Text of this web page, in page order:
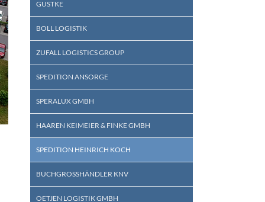
GUSTKE
BOLL LOGISTIK
ZUFALL LOGISTICS GROUP
SPEDITION ANSORGE
SPERALUX GMBH
HAAREN KEIMEIER & FINKE GMBH
SPEDITION HEINRICH KOCH
BUCHGROSSHÄNDLER KNV
OETJEN LOGISTIK GMBH